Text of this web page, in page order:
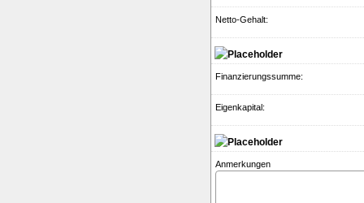
Netto-Gehalt:
Finanzierungssumme:
Eigenkapital:
Anmerkungen